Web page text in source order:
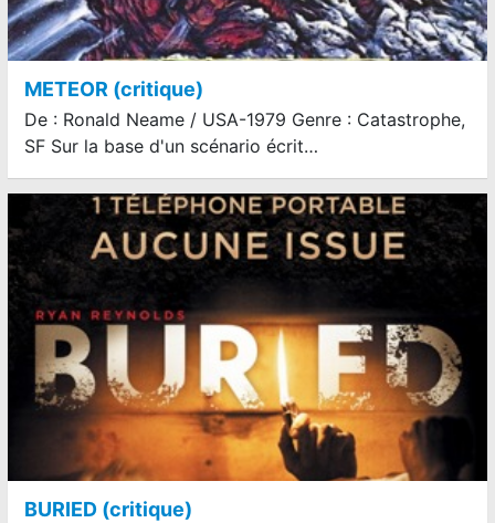
METEOR (critique)
De : Ronald Neame / USA-1979 Genre : Catastrophe,
SF Sur la base d'un scénario écrit…
BURIED (critique)